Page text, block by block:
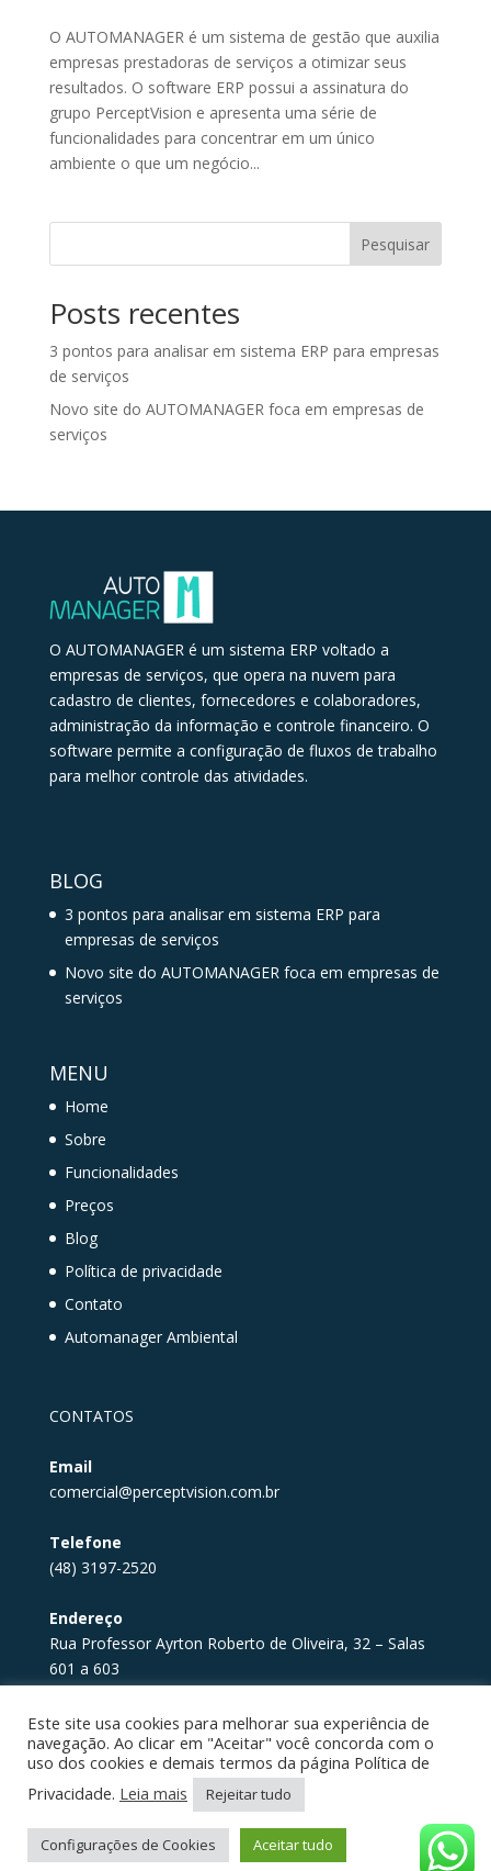
O AUTOMANAGER é um sistema de gestão que auxilia
empresas prestadoras de serviços a otimizar seus
resultados. O software ERP possui a assinatura do
grupo PerceptVision e apresenta uma série de
funcionalidades para concentrar em um único
ambiente o que um negócio...
Pesquisar
Posts recentes
3 pontos para analisar em sistema ERP para empresas
de serviços
Novo site do AUTOMANAGER foca em empresas de
serviços
O AUTOMANAGER é um sistema ERP voltado a
empresas de serviços, que opera na nuvem para
cadastro de clientes, fornecedores e colaboradores,
administração da informação e controle financeiro. O
software permite a configuração de fluxos de trabalho
para melhor controle das atividades.
BLOG
3 pontos para analisar em sistema ERP para
empresas de serviços
Novo site do AUTOMANAGER foca em empresas de
serviços
MENU
Home
Sobre
Funcionalidades
Preços
Blog
Política de privacidade
Contato
Automanager Ambiental
CONTATOS
Email
comercial@perceptvision.com.br
Telefone
(48) 3197-2520
Endereço
Rua Professor Ayrton Roberto de Oliveira, 32 – Salas
601 a 603
Desenvolvido porImagina Digital
Este site usa cookies para melhorar sua experiência de
navegação. Ao clicar em "Aceitar" você concorda com o
uso dos cookies e demais termos da página Política de
Privacidade. Leia mais Rejeitar tudo
Configurações de Cookies Aceitar tudo